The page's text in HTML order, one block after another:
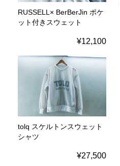
RUSSELL× BerBerJin ポケ
ット付きスウェット
¥12,100
tolq スケルトンスウェット
シャツ
¥27,500